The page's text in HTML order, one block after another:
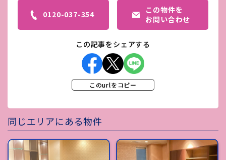
0120-037-354
この物件を
お問い合わせ
この記事をシェアする
このurlをコピー
同じエリアにある物件